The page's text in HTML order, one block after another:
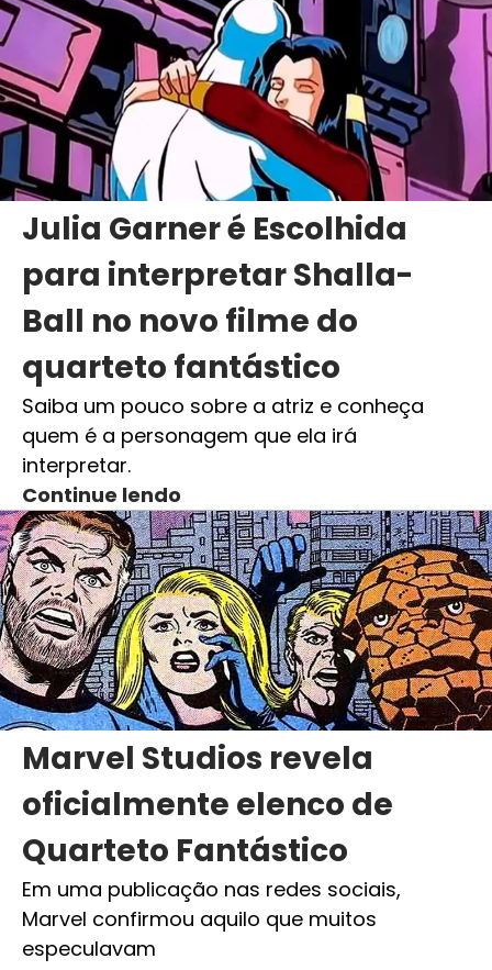
Julia Garner é Escolhida
para interpretar Shalla-
Ball no novo filme do
quarteto fantástico
Saiba um pouco sobre a atriz e conheça
quem é a personagem que ela irá
interpretar.
Continue lendo
Marvel Studios revela
oficialmente elenco de
Quarteto Fantástico
Em uma publicação nas redes sociais,
Marvel confirmou aquilo que muitos
especulavam